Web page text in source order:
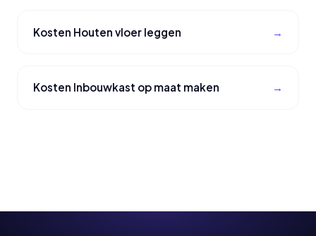
Kosten Houten vloer leggen
Kosten Inbouwkast op maat maken